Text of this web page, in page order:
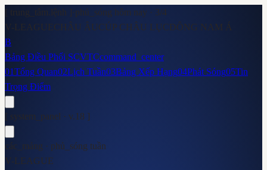
[ trung_tâm.lệnh ]·phủ_sóng hôm nay · 3/4
V-LEAGUECHÂU ÂUCÚP CHÂU LỤCĐÔNG NAM Á
B
Bảng Điều Phối SCVTCcommand_center
01Tổng Quan02Lịch Tuần03Bảng Xếp Hạng04Phát Sóng05Tin
Trọng Điểm
[ system_panel · v.18 ]
các_mảng · phủ_sóng tuần
V-LEAGUE